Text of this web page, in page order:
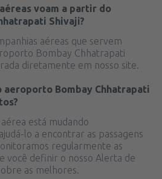
voam a partir do
Shivaji?
aéreas que servem
Bombay Chhatrapati
diretamente em nosso site.
aeroporto Bombay Chhatrapati
está mudando
lo a encontrar as passagens
regularmente as
você definir o nosso Alerta de
as melhores.